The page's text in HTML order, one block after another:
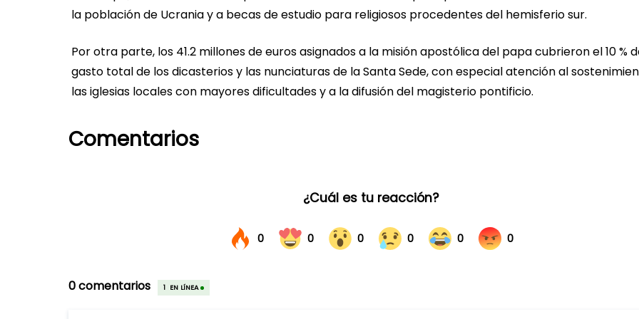
la población de Ucrania y a becas de estudio para religiosos procedentes del hemisferio sur.
Por otra parte, los 41.2 millones de euros asignados a la misión apostólica del papa cubrieron el 10 %
gasto total de los dicasterios y las nunciaturas de la Santa Sede, con especial atención al
las iglesias locales con mayores dificultades y a la difusión del magisterio pontificio.
Comentarios